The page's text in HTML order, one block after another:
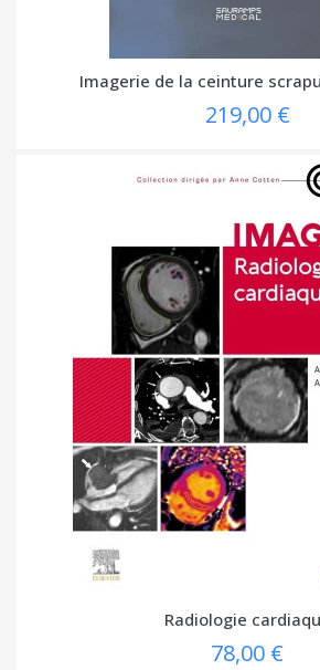
Imagerie de la ceinture
219,00 €
Radiologie
78,00 €